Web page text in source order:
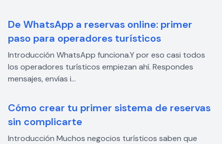
De WhatsApp a reservas online: primer
paso para operadores turísticos
Introducción WhatsApp funciona.Y por eso casi todos
los operadores turísticos empiezan ahí. Respondes
mensajes, envías i...
Cómo crear tu primer sistema de reservas
sin complicarte
Introducción Muchos negocios turísticos saben que